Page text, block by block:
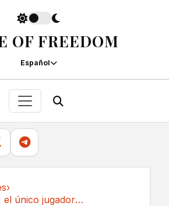
OF FREEDOM
Español
›
Tahith Chong, el único jugador de Curazao...